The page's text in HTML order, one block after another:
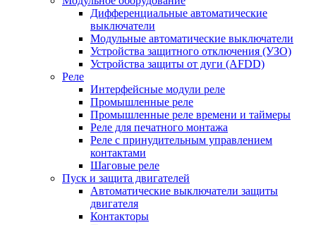
Дифференциальные автоматические
выключатели
Модульные автоматические выключатели
Устройства защитного отключения (УЗО)
Устройства защиты от дуги (AFDD)
Реле
Интерфейсные модули реле
Промышленные реле
Промышленные реле времени и таймеры
Реле для печатного монтажа
Реле с принудительным управлением
контактами
Шаговые реле
Пуск и защита двигателей
Автоматические выключатели защиты
двигателя
Контакторы